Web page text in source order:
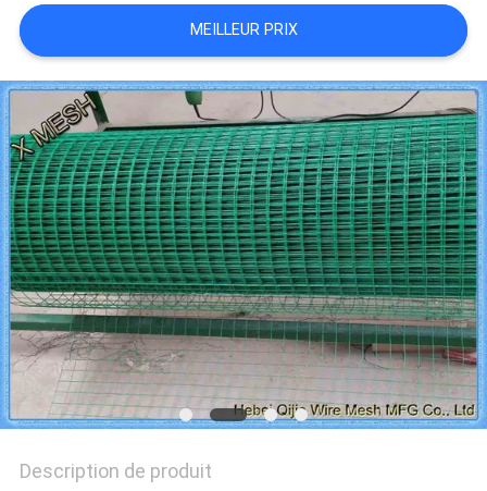
DEMANDEZ
UNE
CITATION
PLAN
DU
SITE
PRIVACY
POLICY
MEILLEUR PRIX
Description de produit